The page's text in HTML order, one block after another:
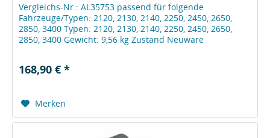
Vergleichs-Nr.: AL35753 passend für folgende
Fahrzeuge/Typen: 2120, 2130, 2140, 2250, 2450, 2650,
2850, 3400 Typen: 2120, 2130, 2140, 2250, 2450, 2650,
2850, 3400 Gewicht: 9,56 kg Zustand Neuware
168,90 € *
Merken